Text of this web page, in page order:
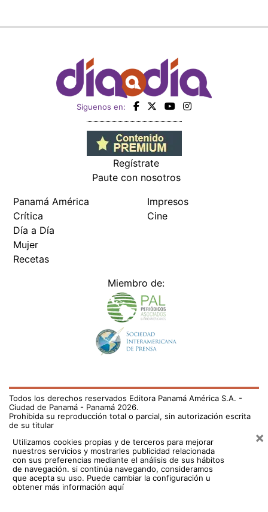
Siguenos en:
Regístrate
Paute con nosotros
Panamá América
Crítica
Día a Día
Mujer
Recetas
Impresos
Cine
Miembro de:
Todos los derechos reservados Editora Panamá América S.A. -
Ciudad de Panamá - Panamá 2026.
Prohibida su reproducción total o parcial, sin autorización escrita
de su titular
Utilizamos cookies propias y de terceros para mejorar
nuestros servicios y mostrarles publicidad relacionada
con sus preferencias mediante el análisis de sus hábitos
de navegación. si continúa navegando, consideramos
que acepta su uso. Puede cambiar la configuración u
obtener más información aquí
×